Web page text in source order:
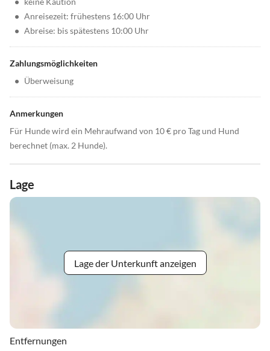
• Anreisezeit: frühestens 16:00 Uhr
• Abreise: bis spätestens 10:00 Uhr
Zahlungsmöglichkeiten
• Überweisung
Anmerkungen
Für Hunde wird ein Mehraufwand von 10 € pro Tag und Hund
berechnet (max. 2 Hunde).
Lage
Lage der Unterkunft anzeigen
Entfernungen